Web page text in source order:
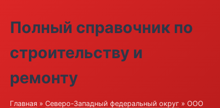
Полный справочник по
строительству и
ремонту
Главная » Северо-Западный федеральный округ » ООО